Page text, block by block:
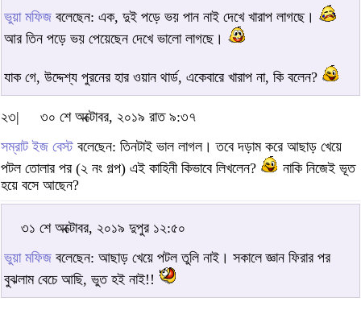
ভুয়া মফিজ বলেছেন: এক, দুই পড়ে ভয় পান নাই দেখে খারাপ লাগছে।
আর তিন পড়ে ভয় পেয়েছেন দেখে ভালো লাগছে।
যাক গে, উদ্দেশ্য পুরনের হার ওয়ান থার্ড, একেবারে খারাপ না, কি বলেন?
২৩|
৩০ শে অক্টোবর, ২০১৯ রাত ৯:৩৭
সম্রাট ইজ বেস্ট বলেছেন: তিনটাই ভাল লাগল। তবে দড়াম করে আছাড় খেয়ে
পটল তোলার পর (২ নং গল্প) এই কাহিনী কিভাবে লিখলেন?
নাকি নিজেই ভূত
হয়ে বসে আছেন?
৩১ শে অক্টোবর, ২০১৯ দুপুর ১২:৫০
ভুয়া মফিজ বলেছেন: আছাড় খেয়ে পটল তুলি নাই। সকালে জ্ঞান ফিরার পর
বুঝলাম বেচে আছি, ভুত হই নাই!!